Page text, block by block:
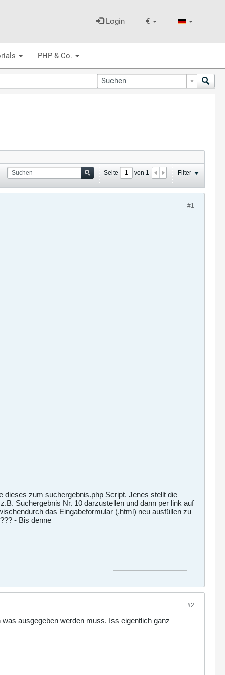
€
Login
PHP & Co.
Seite von 1 Filter
#1
dieses zum suchergebnis.php Script. Jenes stellt die
Suchergebnis Nr. 10 darzustellen und dann per link auf
das Eingabeformular (.html) neu ausfüllen zu
- Bis denne
#2
ausgegeben werden muss. Iss eigentlich ganz